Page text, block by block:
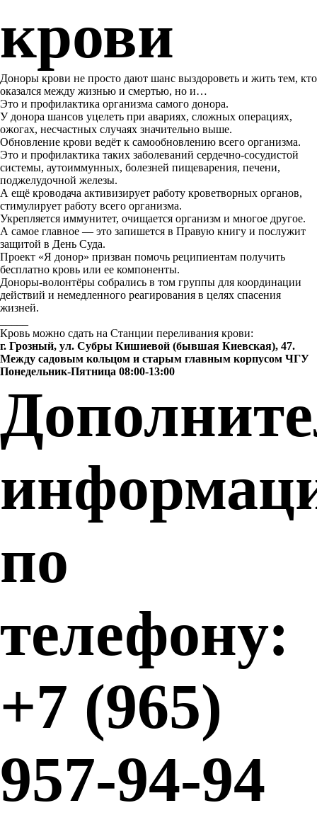
крови
Доноры крови не просто дают шанс выздороветь и жить тем, кто
оказался между жизнью и смертью, но и…
Это и профилактика организма самого донора.
У донора шансов уцелеть при авариях, сложных операциях,
ожогах, несчастных случаях значительно выше.
Обновление крови ведёт к самообновлению всего организма.
Это и профилактика таких заболеваний сердечно-сосудистой
системы, аутоиммунных, болезней пищеварения, печени,
поджелудочной железы.
А ещё кроводача активизирует работу кроветворных органов,
стимулирует работу всего организма.
Укрепляется иммунитет, очищается организм и многое другое.
А самое главное — это запишется в Правую книгу и послужит
защитой в День Суда.
Проект «Я донор» призван помочь реципиентам получить
бесплатно кровь или ее компоненты.
Доноры-волонтёры собрались в том группы для координации
действий и немедленного реагирования в целях спасения
жизней.
Кровь можно сдать на Станции переливания крови:
г. Грозный, ул. Субры Кишиевой (бывшая Киевская), 47.
Между садовым кольцом и старым главным корпусом ЧГУ
Понедельник-Пятница 08:00-13:00
по
телефону:
+7 (965)
957-94-94